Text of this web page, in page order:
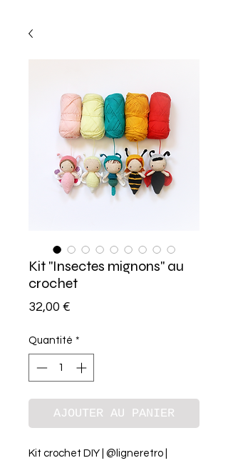
Kit "Insectes mignons" au
crochet
32,00 €
Quantité *
AJOUTER AU PANIER
Kit crochet DIY | @ligneretro |